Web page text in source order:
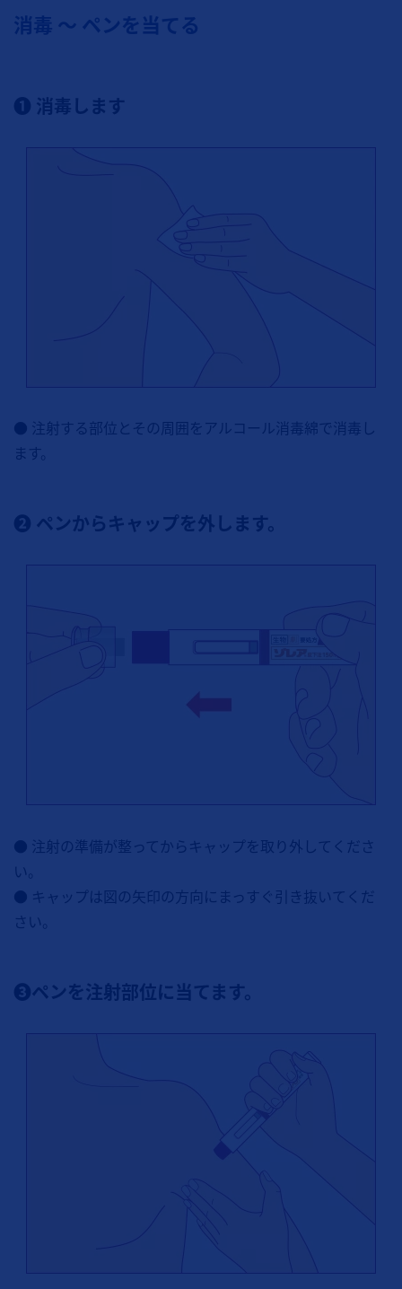
消毒 ～ ペンを当てる
❶ 消毒します
● 注射する部位とその周囲をアルコール消毒綿で消毒し
ます。
❷ ペンからキャップを外します。
● 注射の準備が整ってからキャップを取り外してくださ
い。
● キャップは図の矢印の方向にまっすぐ引き抜いてくだ
さい。
❸ペンを注射部位に当てます。